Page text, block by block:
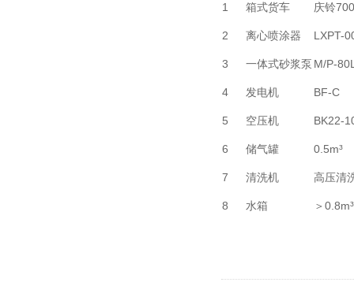
1 箱式货车 庆铃
2 离心喷涂器 LXPT-
3 一体式砂浆泵 M/P-
4 发电机 BF-C
5 空压机 BK22-
6 储气罐 0.5m³
7 清洗机 高压清
8 水箱 ＞0.8m³